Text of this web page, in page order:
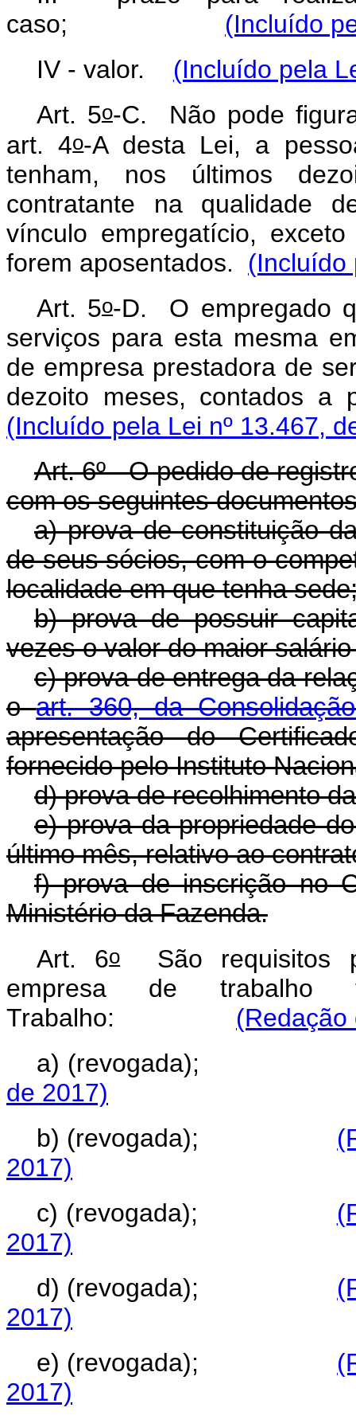
caso; (Incluído
IV - valor. (Incluído pela
Art. 5o-C. Não pode
art. 4o-A desta Lei, a
tenham, nos últimos
contratante na qualidade
vínculo empregatício,
forem aposentados. (Incluído
Art. 5o-D. O empregado
serviços para esta mesma
de empresa prestadora de
dezoito meses, contados a
(Incluído pela Lei nº 13.467,
Art. 6º - O pedido de
com os seguintes
a) prova de constituição
de seus sócios, com o
localidade em que tenha
b) prova de possuir
vezes o valor do maior
c) prova de entrega da
oart. 360, da
apresentação do
fornecido pelo Instituto
d) prova de recolhimento
e) prova da propriedade
último mês, relativo ao
f) prova de inscrição no
Ministério da Fazenda.
Art. 6oSão requisitos
empresa de trabalho
Trabalho: (Redação
a)
de 2017)
b) (revogada);
2017)
c) (revogada);
2017)
d) (revogada);
2017)
e) (revogada);
2017)